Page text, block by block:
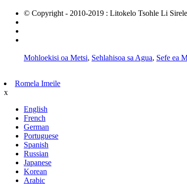
© Copyright - 2010-2019 : Litokelo Tsohle Li
Mohloekisi oa Metsi, Sehlahisoa sa Agua, Sefe ea
Romela Imeile
x
English
French
German
Portuguese
Spanish
Russian
Japanese
Korean
Arabic